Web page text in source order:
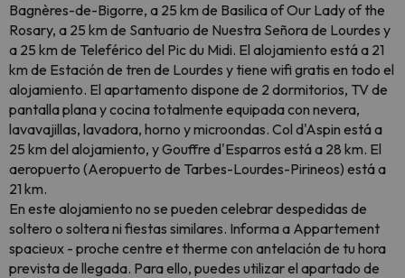
Bagnères-de-Bigorre, a 25 km de Basilica of Our Lady of the
Rosary, a 25 km de Santuario de Nuestra Señora de Lourdes y
a 25 km de Teleférico del Pic du Midi. El alojamiento está a 21
km de Estación de tren de Lourdes y tiene wifi gratis en todo el
alojamiento. El apartamento dispone de 2 dormitorios, TV de
pantalla plana y cocina totalmente equipada con nevera,
lavavajillas, lavadora, horno y microondas. Col d'Aspin está a
25 km del alojamiento, y Gouffre d'Esparros está a 28 km. El
aeropuerto (Aeropuerto de Tarbes-Lourdes-Pirineos) está a
21 km.
En este alojamiento no se pueden celebrar despedidas de
soltero o soltera ni fiestas similares. Informa a Appartement
spacieux - proche centre et therme con antelación de tu hora
prevista de llegada. Para ello, puedes utilizar el apartado de